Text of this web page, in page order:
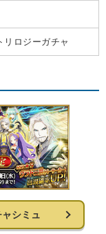
リロジーガチャ
シミュ